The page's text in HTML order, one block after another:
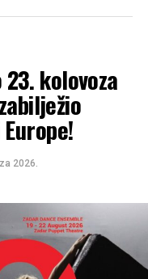
23. kolovoza
2026.